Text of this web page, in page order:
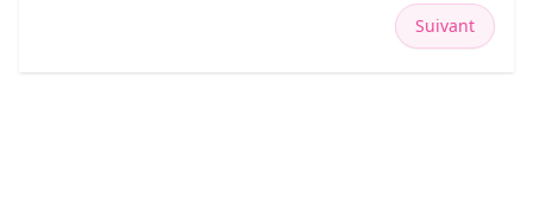
Suivant